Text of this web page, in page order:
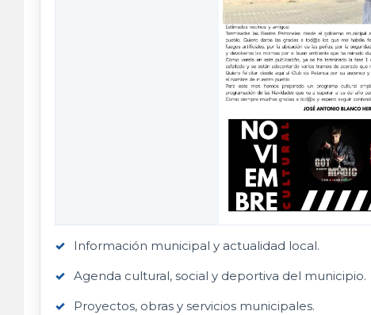
Información municipal y actualidad local.
Agenda cultural, social y deportiva del municipio.
Proyectos, obras y servicios municipales.